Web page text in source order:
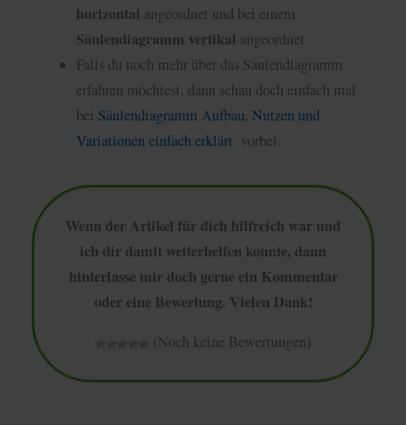
horizontal angeordnet und bei einem
Säulendiagramm vertikal angeordnet.
Falls du noch mehr über das Säulendiagramm
erfahren möchtest, dann schau doch einfach mal
bei Säulendiagramm Aufbau, Nutzen und
Variationen einfach erklärt vorbei.
Wenn der Artikel für dich hilfreich war und
ich dir damit weiterhelfen konnte, dann
hinterlasse mir doch gerne ein Kommentar
oder eine Bewertung. Vielen Dank!
(Noch keine Bewertungen)